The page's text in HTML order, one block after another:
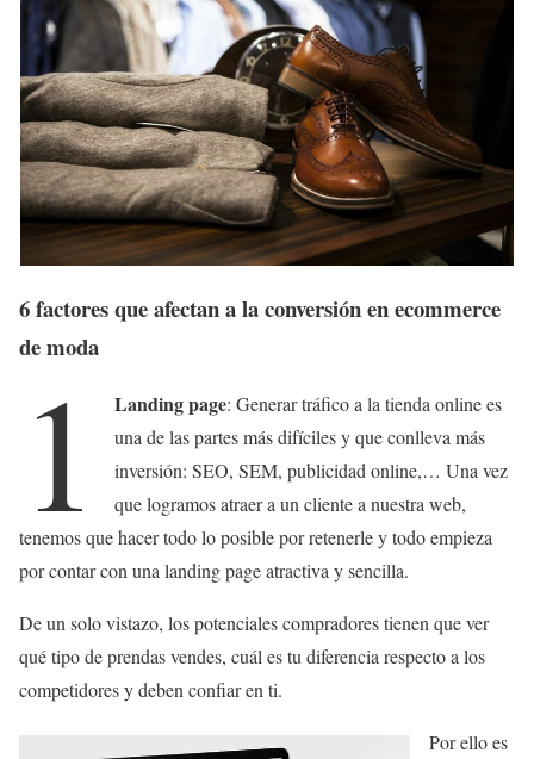
6 factores que afectan a la conversión en ecommerce
de moda
1 Landing page: Generar tráfico a la tienda online es
una de las partes más difíciles y que conlleva más
inversión: SEO, SEM, publicidad online,… Una vez
que logramos atraer a un cliente a nuestra web,
tenemos que hacer todo lo posible por retenerle y todo empieza
por contar con una landing page atractiva y sencilla.
De un solo vistazo, los potenciales compradores tienen que ver
qué tipo de prendas vendes, cuál es tu diferencia respecto a los
competidores y deben confiar en ti.
Por ello es